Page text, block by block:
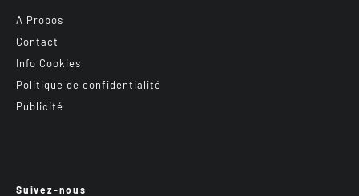
A Propos
Contact
Info Cookies
Politique de confidentialité
Publicité
Suivez-nous